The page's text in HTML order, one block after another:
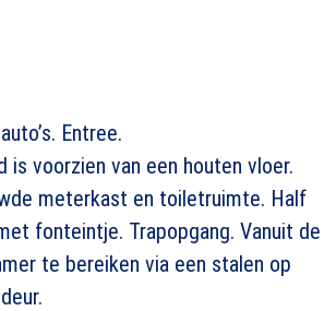
Entree.
is voorzien van een houten vloer.
meterkast en toiletruimte. Half
fonteintje. Trapopgang. Vanuit de
te bereiken via een stalen op